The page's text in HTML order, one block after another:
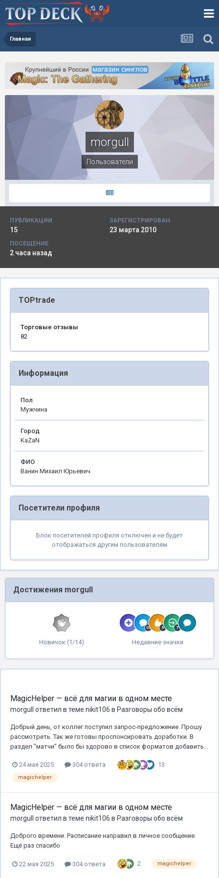
Главная
morgull
Пользователи
ПУБЛИКАЦИИ
15
ЗАРЕГИСТРИРОВАН
23 марта 2010
ПОСЕЩЕНИЕ
2 часа назад
TOPtrade
Торговые отзывы
82
Информация
Пол
Мужчина
Город
KaZaN
ФИО
Ванин Михаил Юрьевич
Посетители профиля
Блок посетителей профиля отключен и не будет
отображаться другим пользователям
Достижения morgull
Новичок (1/14) Недавние значки
MagicHelper — всё для магии в одном месте
morgull ответил в теме nikit106 в Разговоры обо всём
Добрый день, от коллег поступил запрос-предложение. Прошу
рассмотреть. Так же готовы проспонсировать доработки. В
раздел "матчи" было бы здорово в список форматов добавить...
24 мая 2025 304 ответа 13
magichelper
MagicHelper — всё для магии в одном месте
morgull ответил в теме nikit106 в Разговоры обо всём
Доброго времени. Расписание направил в личное сообщение.
Ещё раз спасибо
22 мая 2025 304 ответа 2 magichelper